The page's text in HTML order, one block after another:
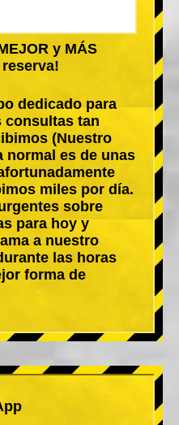
y MÁS
dedicado para
consultas tan
(Nuestro
normal es de unas
miles por día.
sobre
para hoy y
a nuestro
las horas
forma de